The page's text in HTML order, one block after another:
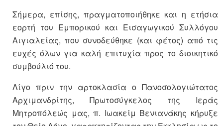
Σήμερα, επίσης, πραγματοποιήθηκε και η ετήσια
εορτή του Εμπορικού και Εισαγωγικού Συλλόγου
Αιγιαλείας, που συνοδεύθηκε (και φέτος) από τις
ευχές όλων για καλή επιτυχία προς το διοικητικό
συμβούλιό του.
Λίγο πριν την αρτοκλασία ο Πανοσολογιώτατος
Αρχιμανδρίτης, Πρωτοσύγκελος της Ιεράς
Μητροπόλεώς μας, π. Ιωακείμ Βενιανάκης κήρυξε